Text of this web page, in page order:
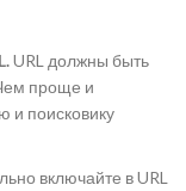
URL должны быть
проще и
и поисковику
включайте в URL